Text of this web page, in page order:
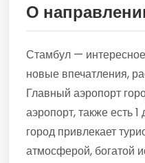
О
Стамбул —
новые впечатления,
Главный аэропорт
аэропорт, также есть
город привлекает
атмосферой, богатой